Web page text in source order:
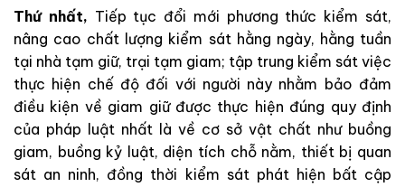
Thứ nhất, Tiếp tục đổi mới phương thức kiểm sát,
nâng cao chất lượng kiểm sát hằng ngày, hằng tuần
tại nhà tạm giữ, trại tạm giam; tập trung kiểm sát việc
thực hiện chế độ đối với người này nhằm bảo đảm
điều kiện về giam giữ được thực hiện đúng quy định
của pháp luật nhất là về cơ sở vật chất như buồng
giam, buồng kỷ luật, diện tích chỗ nằm, thiết bị quan
sát an ninh, đồng thời kiểm sát phát hiện bất cập